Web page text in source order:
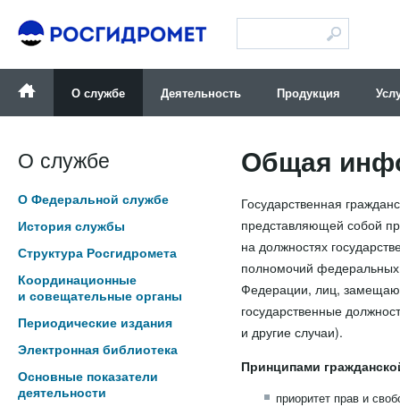
О службе Деятельность Продукция
О службе
О Федеральной службе
История службы
Структура Росгидромета
Координационные
и совещательные органы
Периодические издания
Электронная библиотека
Основные показатели
деятельности
Общая
Государственная
представляющей собой
на должностях
полномочий федеральных
Федерации, лиц,
государственные
и другие случаи).
Принципами
приоритет прав и